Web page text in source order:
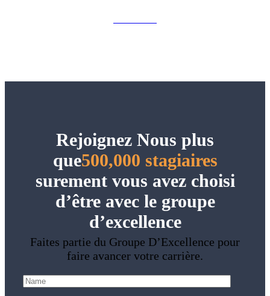
Rejoignez Nous plus
que500,000 stagiaires
surement vous avez choisi
d’être avec le groupe
d’excellence
Faites partie du Groupe D’Excellence pour
faire avancer votre carrière.